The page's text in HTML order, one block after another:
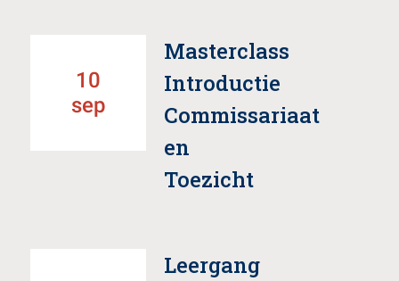
10
sep
Masterclass
Introductie
Commissariaat
en
Toezicht
Leergang